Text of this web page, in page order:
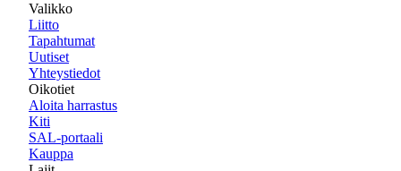
Valikko
Liitto
Tapahtumat
Uutiset
Yhteystiedot
Oikotiet
Aloita harrastus
Kiti
SAL-portaali
Kauppa